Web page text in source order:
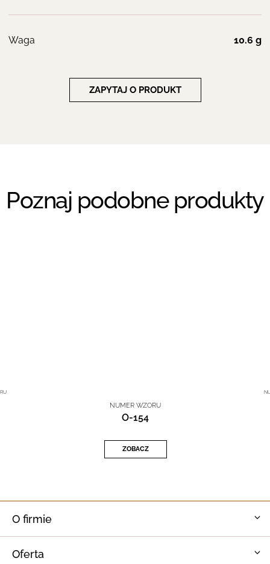
Waga 10.6 g
ZAPYTAJ O PRODUKT
Poznaj podobne produkty
NUMER WZORU
O-154
ZOBACZ
O firmie
Oferta